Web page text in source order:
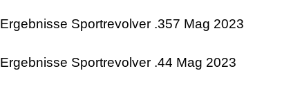
Ergebnisse Sportrevolver .357 Mag 2023
Ergebnisse Sportrevolver .44 Mag 2023